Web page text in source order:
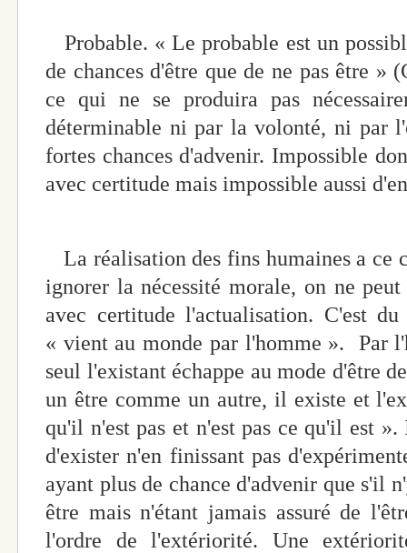
Probable. « Le probable est un
de chances d'être que de ne pas être »
ce qui ne se produira pas
déterminable ni par la volonté, ni par
fortes chances d'advenir. Impossible
avec certitude mais impossible aussi
La réalisation des fins humaines a ce
ignorer la nécessité morale, on ne
avec certitude l'actualisation. C'est
« vient au monde par l'homme ». Par
seul l'existant échappe au mode d'être
un être comme un autre, il existe et
qu'il n'est pas et n'est pas ce qu'il est
d'exister n'en finissant pas
ayant plus de chance d'advenir que s'il
être mais n'étant jamais assuré de
l'ordre de l'extériorité. Une